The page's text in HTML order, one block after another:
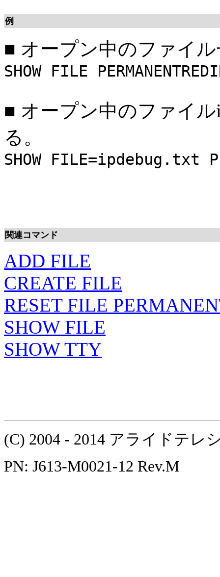
例
■ オープン中のファイ
SHOW FILE
■ オープン中のファイ
る。
SHOW FILE=ipdebug.txt
関連コマンド
ADD FILE
CREATE FILE
RESET FILE
SHOW FILE
SHOW TTY
(C) 2004 - 2014 アライドテ
PN: J613-M0021-12 Rev.M